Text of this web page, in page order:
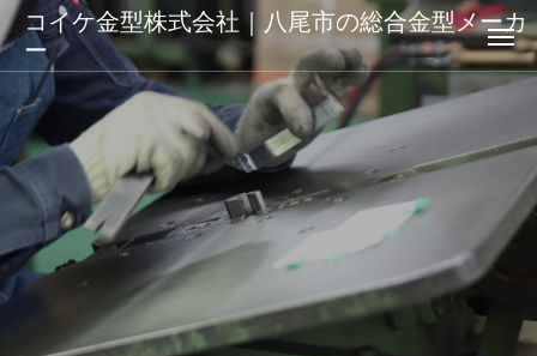
コイケ金型株式会社｜八尾市の総合金型メーカ
ー